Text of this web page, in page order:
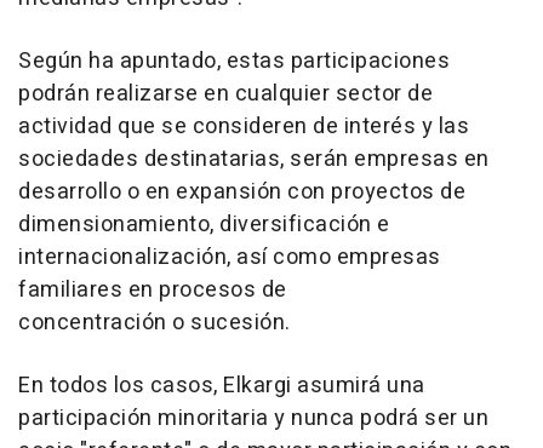
Según ha apuntado, estas participaciones
podrán realizarse en cualquier sector de
actividad que se consideren de interés y las
sociedades destinatarias, serán empresas en
desarrollo o en expansión con proyectos de
dimensionamiento, diversificación e
internacionalización, así como empresas
familiares en procesos de
concentración o sucesión.
En todos los casos, Elkargi asumirá una
participación minoritaria y nunca podrá ser un